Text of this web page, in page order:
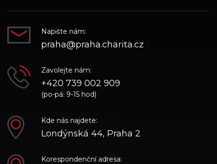
Napište nám:
praha@praha.charita.cz
Zavolejte nám:
+420 739 002 909
(po-pá: 9-15 hod)
Kde nás najdete:
Londýnská 44, Praha 2
Korespondenční adresa: